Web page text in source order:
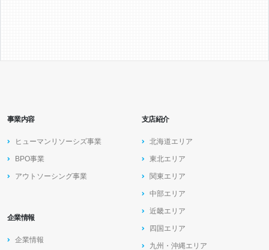
事業内容
ヒューマンリソーシズ事業
BPO事業
アウトソーシング事業
企業情報
企業情報
支店紹介
北海道エリア
東北エリア
関東エリア
中部エリア
近畿エリア
四国エリア
九州・沖縄エリア